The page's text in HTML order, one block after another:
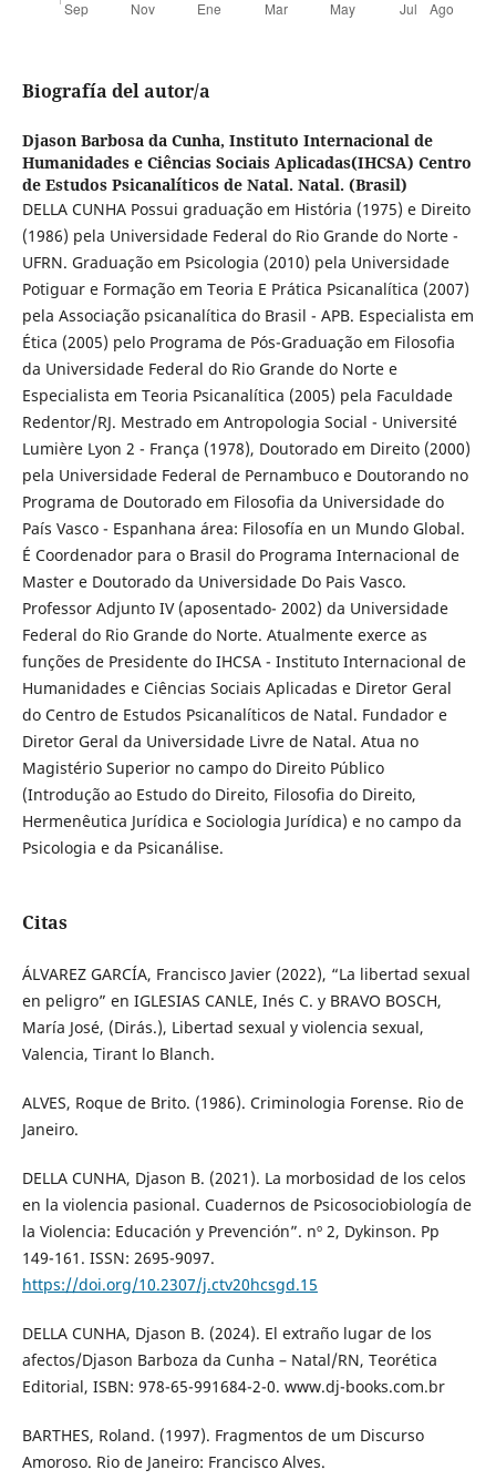
Biografía del autor/a
Djason Barbosa da Cunha, Instituto Internacional de
Humanidades e Ciências Sociais Aplicadas(IHCSA) Centro
de Estudos Psicanalíticos de Natal. Natal. (Brasil)
DELLA CUNHA Possui graduação em História (1975) e Direito
(1986) pela Universidade Federal do Rio Grande do Norte -
UFRN. Graduação em Psicologia (2010) pela Universidade
Potiguar e Formação em Teoria E Prática Psicanalítica (2007)
pela Associação psicanalítica do Brasil - APB. Especialista em
Ética (2005) pelo Programa de Pós-Graduação em Filosofia
da Universidade Federal do Rio Grande do Norte e
Especialista em Teoria Psicanalítica (2005) pela Faculdade
Redentor/RJ. Mestrado em Antropologia Social - Université
Lumière Lyon 2 - França (1978), Doutorado em Direito (2000)
pela Universidade Federal de Pernambuco e Doutorando no
Programa de Doutorado em Filosofia da Universidade do
País Vasco - Espanhana área: Filosofía en un Mundo Global.
É Coordenador para o Brasil do Programa Internacional de
Master e Doutorado da Universidade Do Pais Vasco.
Professor Adjunto IV (aposentado- 2002) da Universidade
Federal do Rio Grande do Norte. Atualmente exerce as
funções de Presidente do IHCSA - Instituto Internacional de
Humanidades e Ciências Sociais Aplicadas e Diretor Geral
do Centro de Estudos Psicanalíticos de Natal. Fundador e
Diretor Geral da Universidade Livre de Natal. Atua no
Magistério Superior no campo do Direito Público
(Introdução ao Estudo do Direito, Filosofia do Direito,
Hermenêutica Jurídica e Sociologia Jurídica) e no campo da
Psicologia e da Psicanálise.
Citas
ÁLVAREZ GARCÍA, Francisco Javier (2022), “La libertad sexual
en peligro” en IGLESIAS CANLE, Inés C. y BRAVO BOSCH,
María José, (Dirás.), Libertad sexual y violencia sexual,
Valencia, Tirant lo Blanch.
ALVES, Roque de Brito. (1986). Criminologia Forense. Rio de
Janeiro.
DELLA CUNHA, Djason B. (2021). La morbosidad de los celos
en la violencia pasional. Cuadernos de Psicosociobiología de
la Violencia: Educación y Prevención”. nº 2, Dykinson. Pp
149-161. ISSN: 2695-9097.
https://doi.org/10.2307/j.ctv20hcsgd.15
DELLA CUNHA, Djason B. (2024). El extraño lugar de los
afectos/Djason Barboza da Cunha – Natal/RN, Teorética
Editorial, ISBN: 978-65-991684-2-0. www.dj-books.com.br
BARTHES, Roland. (1997). Fragmentos de um Discurso
Amoroso. Rio de Janeiro: Francisco Alves.